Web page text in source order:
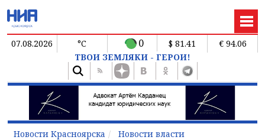
07.08.2026 °C 0 $ 81.41
€ 94.06
ТВОИ ЗЕМЛЯКИ - ГЕРОИ!
Новости Красноярска Новости власти